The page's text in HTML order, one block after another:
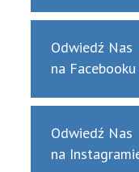
Odwiedź Nas
na Facebooku
Odwiedź Nas
na